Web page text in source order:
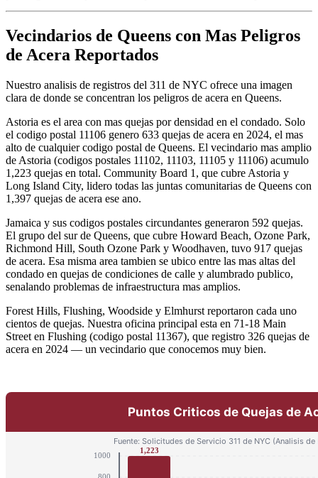
Vecindarios de Queens con Mas Peligros
de Acera Reportados
Nuestro analisis de registros del 311 de NYC ofrece una imagen
clara de donde se concentran los peligros de acera en Queens.
Astoria es el area con mas quejas por densidad en el condado. Solo
el codigo postal 11106 genero 633 quejas de acera en 2024, el mas
alto de cualquier codigo postal de Queens. El vecindario mas amplio
de Astoria (codigos postales 11102, 11103, 11105 y 11106) acumulo
1,223 quejas en total. Community Board 1, que cubre Astoria y
Long Island City, lidero todas las juntas comunitarias de Queens con
1,397 quejas de acera ese ano.
Jamaica y sus codigos postales circundantes generaron 592 quejas.
El grupo del sur de Queens, que cubre Howard Beach, Ozone Park,
Richmond Hill, South Ozone Park y Woodhaven, tuvo 917 quejas
de acera. Esa misma area tambien se ubico entre las mas altas del
condado en quejas de condiciones de calle y alumbrado publico,
senalando problemas de infraestructura mas amplios.
Forest Hills, Flushing, Woodside y Elmhurst reportaron cada uno
cientos de quejas. Nuestra oficina principal esta en 71-18 Main
Street en Flushing (codigo postal 11367), que registro 326 quejas de
acera en 2024 — un vecindario que conocemos muy bien.